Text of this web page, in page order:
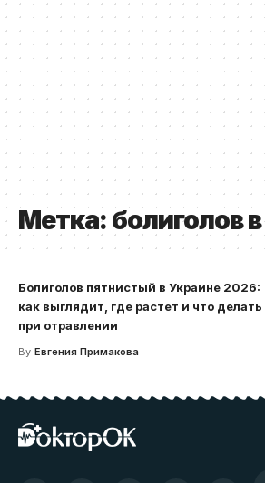
Метка: болиголов
Болиголов пятнистый в Украине 2026:
как выглядит, где растет и что делать
при отравлении
By Евгения Примакова